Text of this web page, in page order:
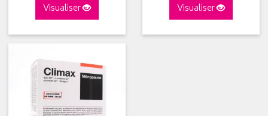
Visualiser Visualiser